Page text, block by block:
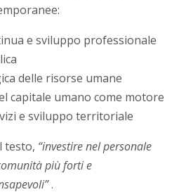
e sviluppo professionale
delle risorse umane
capitale umano come motore
e sviluppo territoriale
testo, “investire nel personale
più forti e
.